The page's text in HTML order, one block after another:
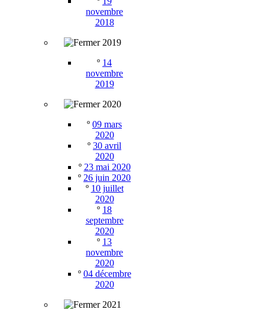
novembre
2018
2019
º 14
novembre
2019
2020
º 09 mars
2020
º 30 avril
2020
º 23 mai 2020
º 26 juin 2020
º 10 juillet
2020
º 18
septembre
2020
º 13
novembre
2020
º 04 décembre
2020
2021